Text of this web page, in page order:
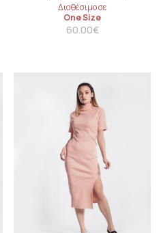
Διαθέσιμο σε
One Size
60.00€